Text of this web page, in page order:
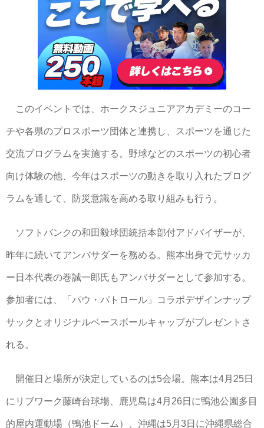
このイベントでは、ホークスジュニアアカデミーのコー
チや各県のプロスポーツ団体と連携し、スポーツを通じた
交流プログラムを実施する。野球などのスポーツの初心者
向け体験の他、今年はスポーツの動きを取り入れたプログ
ラムを通して、防災意識を高める取り組みも行う。
ソフトバンクの和田毅球団統括本部付アドバイザーが、
昨年に続いてアンバサダーを務める。熊本出身で元サッカ
ー日本代表の巻誠一郎氏もアンバサダーとして参加する。
参加者には、「パウ・パトロール」コラボデザインナップ
サックとオリジナルベースボールキャップがプレゼントさ
れる。
開催日と場所が決定しているのは5会場。熊本は4月25日
にリブワーク藤崎台球場、鹿児島は4月26日に鴨池公園多目
的屋内運動場（鴨池ドーム）、沖縄は5月3日に沖縄県総合